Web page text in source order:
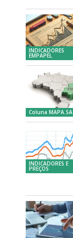
INDICADORES
EMPAPEL
Coluna MAPA.SA
INDICADORES E
PREÇOS